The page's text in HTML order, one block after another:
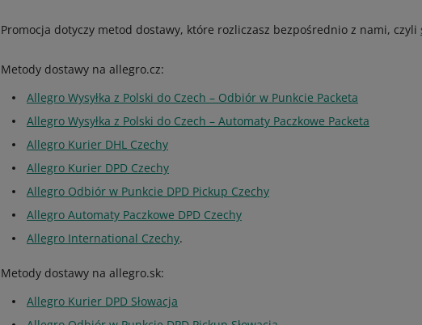
Promocja dotyczy metod dostawy, które rozliczasz bezpośrednio z nami, czyli
Metody dostawy na allegro.cz:
Allegro Wysyłka z Polski do Czech – Odbiór w Punkcie Packeta
Allegro Wysyłka z Polski do Czech – Automaty Paczkowe Packeta
Allegro Kurier DHL Czechy
Allegro Kurier DPD Czechy
Allegro Odbiór w Punkcie DPD Pickup Czechy
Allegro Automaty Paczkowe DPD Czechy
Allegro International Czechy.
Metody dostawy na allegro.sk:
Allegro Kurier DPD Słowacja